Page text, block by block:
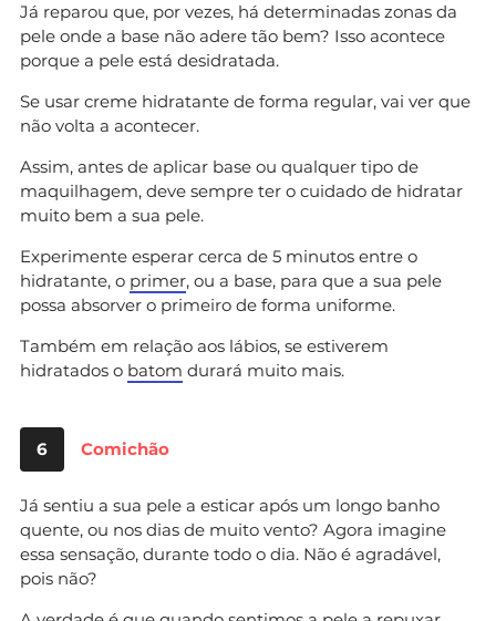
Já reparou que, por vezes, há determinadas zonas da
pele onde a base não adere tão bem? Isso acontece
porque a pele está desidratada.
Se usar creme hidratante de forma regular, vai ver que
não volta a acontecer.
Assim, antes de aplicar base ou qualquer tipo de
maquilhagem, deve sempre ter o cuidado de hidratar
muito bem a sua pele.
Experimente esperar cerca de 5 minutos entre o
hidratante, o primer, ou a base, para que a sua pele
possa absorver o primeiro de forma uniforme.
Também em relação aos lábios, se estiverem
hidratados o batom durará muito mais.
6 Comichão
Já sentiu a sua pele a esticar após um longo banho
quente, ou nos dias de muito vento? Agora imagine
essa sensação, durante todo o dia. Não é agradável,
pois não?